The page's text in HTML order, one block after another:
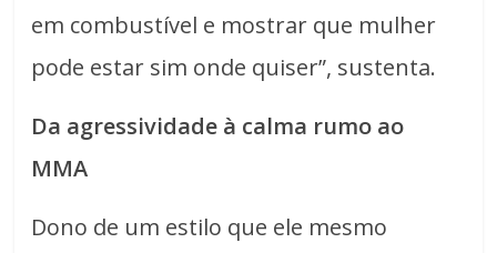
em combustível e mostrar que mulher
pode estar sim onde quiser”, sustenta.
Da agressividade à calma rumo ao
MMA
Dono de um estilo que ele mesmo